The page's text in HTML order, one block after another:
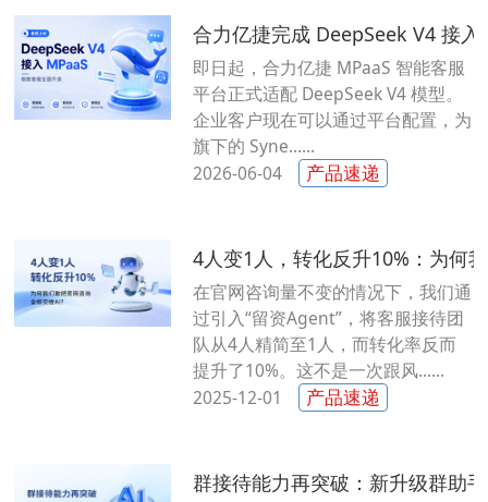
合力亿捷完成 DeepSeek V4 接
即日起，合力亿捷 MPaaS 智能客服
平台正式适配 DeepSeek V4 模型。
企业客户现在可以通过平台配置，为
旗下的 Syne......
2026-06-04
产品速递
4人变1人，转化反升10%：为何
在官网咨询量不变的情况下，我们通
过引入“留资Agent”，将客服接待团
队从4人精简至1人，而转化率反而
提升了10%。这不是一次跟风......
2025-12-01
产品速递
群接待能力再突破：新升级群助